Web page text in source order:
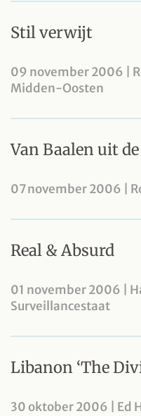
Stil verwijt
09 november 2006 |
Midden-Oosten
Van Baalen uit
07 november 2006 |
Real & Absurd
01 november 2006 |
Surveillancestaat
Libanon ‘The
30 oktober 2006 | Ed